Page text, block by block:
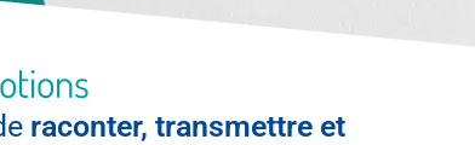
raconter, transmettre et